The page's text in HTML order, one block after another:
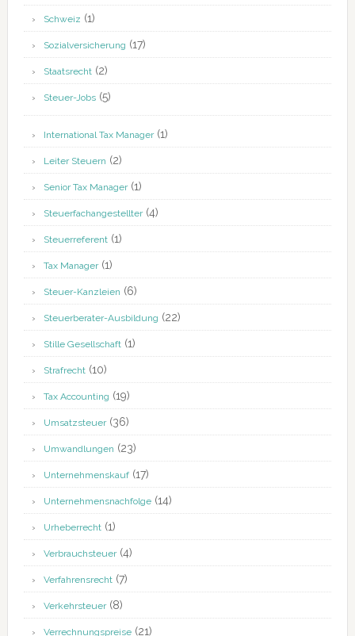
Schweiz (1)
Sozialversicherung (17)
Staatsrecht(2)
Steuer-Jobs(5)
International Tax Manager(1)
Leiter Steuern (2)
Senior Tax Manager(1)
Steuerfachangestellter(4)
Steuerreferent(1)
Tax Manager(1)
Steuer-Kanzleien (6)
Steuerberater-Ausbildung (22)
Stille Gesellschaft(1)
Strafrecht(10)
Tax Accounting (19)
Umsatzsteuer(36)
Umwandlungen (23)
Unternehmenskauf(17)
Unternehmensnachfolge(14)
Urheberrecht(1)
Verbrauchsteuer(4)
Verfahrensrecht(7)
Verkehrsteuer(8)
Verrechnungspreise(21)